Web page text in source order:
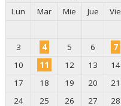
Lun
Mar Mie Jue Vie
3
4 5 6 7
10
11 12 13 14
17
18 19 20 21
24
25 26 27 28